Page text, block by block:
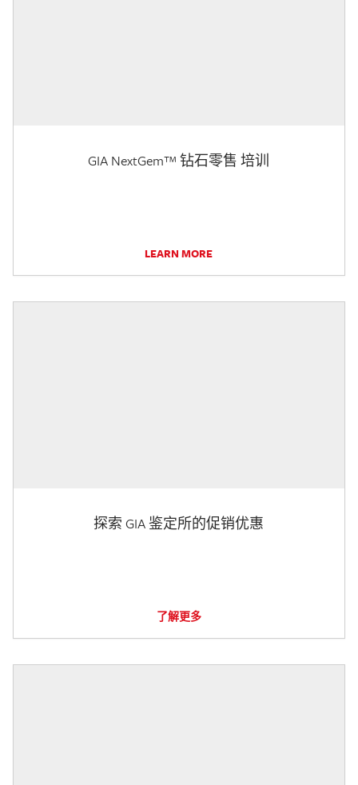
GIA NextGem™ 钻石零售 培训
LEARN MORE
探索 GIA 鉴定所的促销优惠
了解更多